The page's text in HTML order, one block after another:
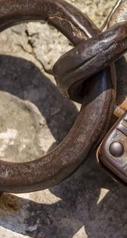
design DIY
Frühling Getestet
Kreativität
Makro Monochrom
SEO Sommer
TopDogs